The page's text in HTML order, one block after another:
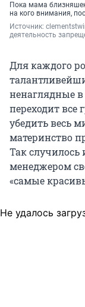
Пока мама
на кого внимания,
Источник:
деятельность
Для каждого
ненаглядные
переходит все
убедить весь
материнство
Так случилось
менеджером
«самые
Не удалось